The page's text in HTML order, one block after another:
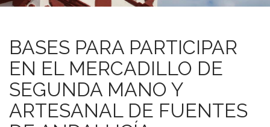
BASES PARA PARTICIPAR
EN EL MERCADILLO DE
SEGUNDA MANO Y
ARTESANAL DE FUENTES